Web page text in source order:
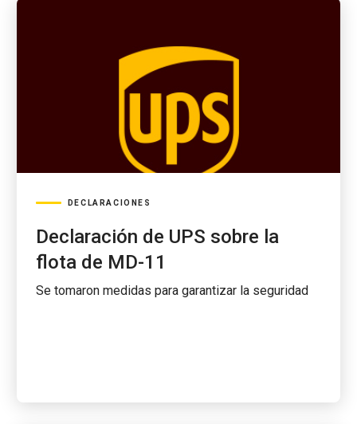
DECLARACIONES
Declaración de UPS sobre la
flota de MD-11
Se tomaron medidas para garantizar la seguridad